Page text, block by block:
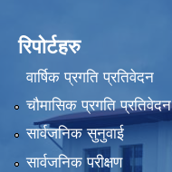
रिपोर्टहरु
वार्षिक प्रगति प्रतिवेदन
चौमासिक प्रगति प्रतिवेदन
सार्वजनिक सुनुवाई
सार्वजनिक परीक्षण